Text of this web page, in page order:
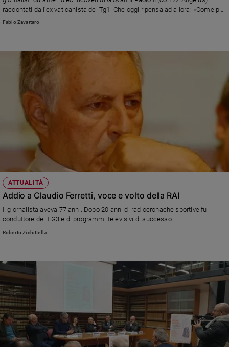
raccontati dall'ex vaticanista del Tg1. Che oggi ripensa ad allora: «Come per
Jorge Mario Bergoglio anche per Karol Wojtyla il dover andare in ospedale
Fabio Zavattaro
ATTUALITÀ
Addio a Claudio Ferretti, voce e volto della RAI
Il giornalista aveva 77 anni. Dopo 20 anni di radiocronache sportive fu
conduttore del TG3 e di programmi televisivi di successo.
Roberto Zichittella